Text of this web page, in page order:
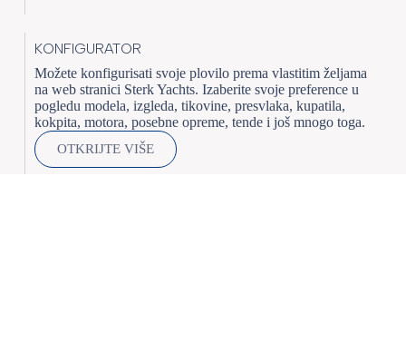
KONFIGURATOR
Možete konfigurisati svoje plovilo prema vlastitim željama
na web stranici Sterk Yachts. Izaberite svoje preference u
pogledu modela, izgleda, tikovine, presvlaka, kupatila,
kokpita, motora, posebne opreme, tende i još mnogo toga.
OTKRIJTE VIŠE